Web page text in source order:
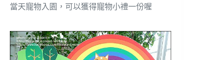
當天寵物入園，可以獲得寵物小禮一份喔